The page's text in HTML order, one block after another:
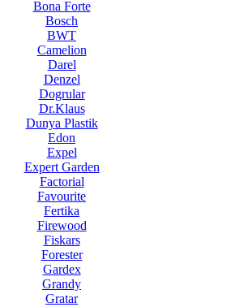
Bona Forte
Bosch
BWT
Camelion
Darel
Denzel
Dogrular
Dr.Klaus
Dunya Plastik
Edon
Expel
Expert Garden
Factorial
Favourite
Fertika
Firewood
Fiskars
Forester
Gardex
Grandy
Gratar